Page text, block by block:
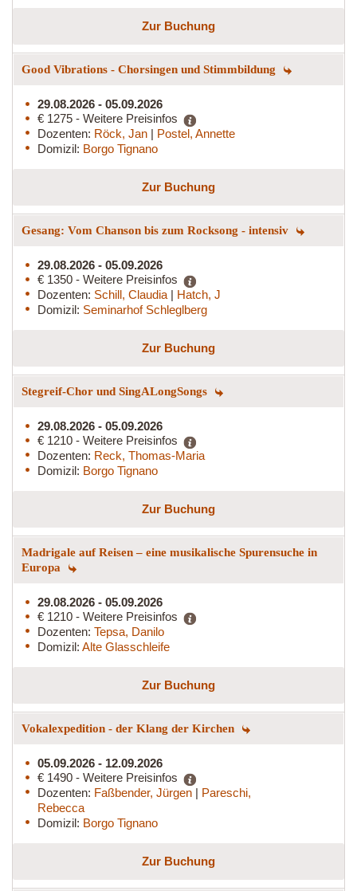
Zur Buchung
Good Vibrations - Chorsingen und Stimmbildung
29.08.2026 - 05.09.2026
€ 1275 - Weitere Preisinfos
Dozenten: Röck, Jan | Postel, Annette
Domizil: Borgo Tignano
Zur Buchung
Gesang: Vom Chanson bis zum Rocksong - intensiv
29.08.2026 - 05.09.2026
€ 1350 - Weitere Preisinfos
Dozenten: Schill, Claudia | Hatch, J
Domizil: Seminarhof Schleglberg
Zur Buchung
Stegreif-Chor und SingALongSongs
29.08.2026 - 05.09.2026
€ 1210 - Weitere Preisinfos
Dozenten: Reck, Thomas-Maria
Domizil: Borgo Tignano
Zur Buchung
Madrigale auf Reisen – eine musikalische Spurensuche in
Europa
29.08.2026 - 05.09.2026
€ 1210 - Weitere Preisinfos
Dozenten: Tepsa, Danilo
Domizil: Alte Glasschleife
Zur Buchung
Vokalexpedition - der Klang der Kirchen
05.09.2026 - 12.09.2026
€ 1490 - Weitere Preisinfos
Dozenten: Faßbender, Jürgen | Pareschi,
Rebecca
Domizil: Borgo Tignano
Zur Buchung